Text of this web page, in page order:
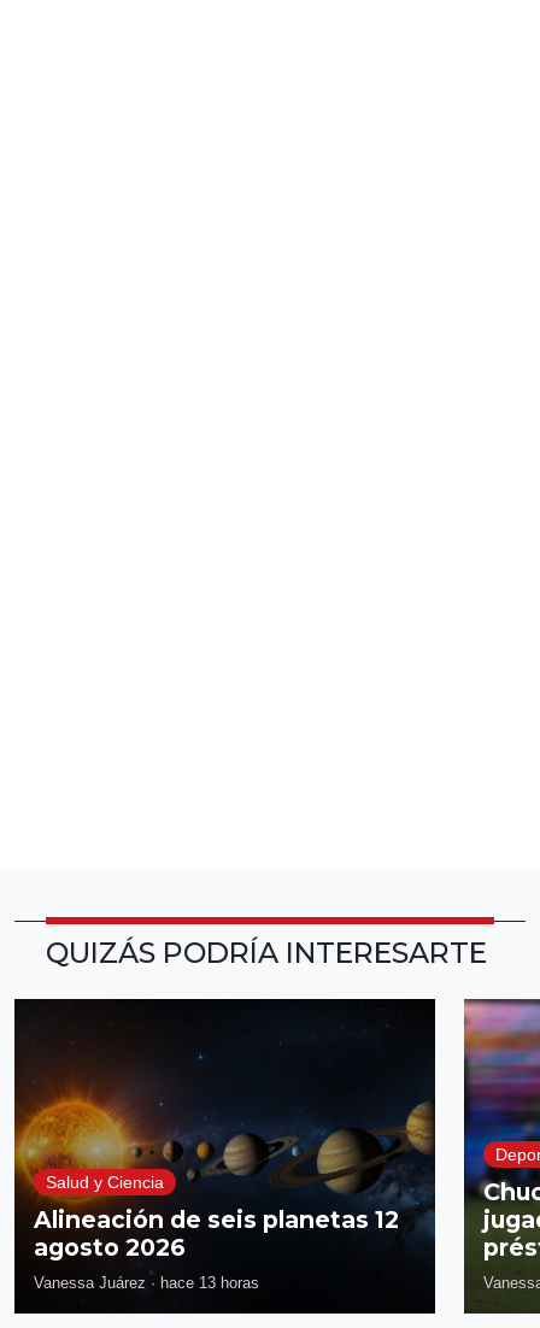
QUIZÁS PODRÍA INTERESARTE
Salud y Ciencia
Alineación de seis planetas 12
agosto 2026
Vanessa Juárez · hace 13 horas